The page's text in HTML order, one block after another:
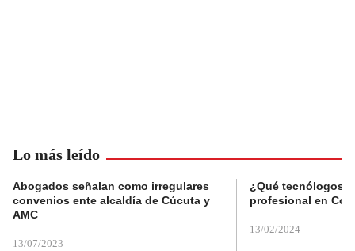
Lo más leído
Abogados señalan como irregulares
convenios ente alcaldía de Cúcuta y
AMC
13/07/2023
¿Qué tecnólogos
profesional en
13/02/2024